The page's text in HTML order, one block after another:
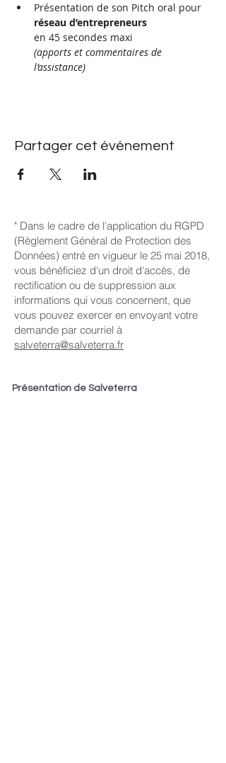
Présentation de son Pitch oral pour
réseau d’entrepreneurs
en 45 secondes maxi
(apports et commentaires de
l’assistance)
Partager cet événement
" Dans le cadre de l'application du RGPD
(Règlement Général de Protection des
Données) entré en vigueur le 25 mai 2018,
vous bénéficiez d'un droit d'accès, de
rectification ou de suppression aux
informations qui vous concernent, que
vous pouvez exercer en envoyant votre
demande par courriel à
salveterra@salveterra.fr
Présentation de Salveterra